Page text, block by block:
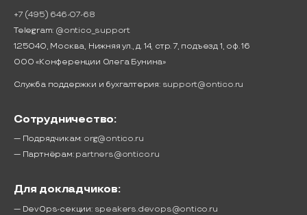
+7 (495) 646-07-68
Telegram: @ontico_support
125040, Москва, Нижняя ул., д. 14, стр. 7, подъезд 1, оф. 16
ООО «Конференции Олега Бунина»
Служба поддержки и бухгалтерия: support@ontico.ru
Сотрудничество:
— Подрядчикам: org@ontico.ru
— Партнёрам: partners@ontico.ru
Для докладчиков:
— DevOps-секции: speakers.devops@ontico.ru